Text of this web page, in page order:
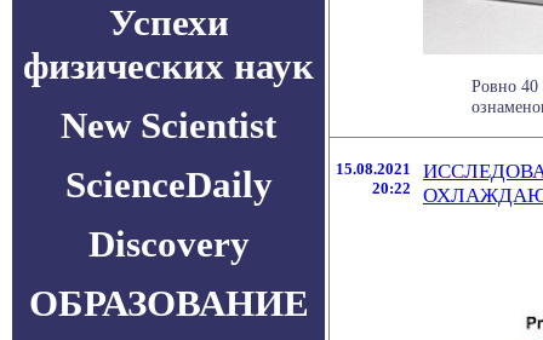
Успехи
физических наук
New Scientist
ScienceDaily
Discovery
ОБРАЗОВАНИЕ
Ровно 40
15.08.2021
20:22